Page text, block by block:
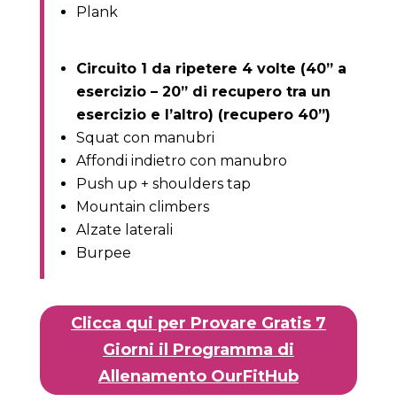
Plank
Circuito 1 da ripetere 4 volte (40” a
esercizio – 20” di recupero tra un
esercizio e l’altro) (recupero 40”)
Squat con manubri
Affondi indietro con manubro
Push up + shoulders tap
Mountain climbers
Alzate laterali
Burpee
Clicca qui per Provare Gratis 7
Giorni il Programma di
Allenamento OurFitHub